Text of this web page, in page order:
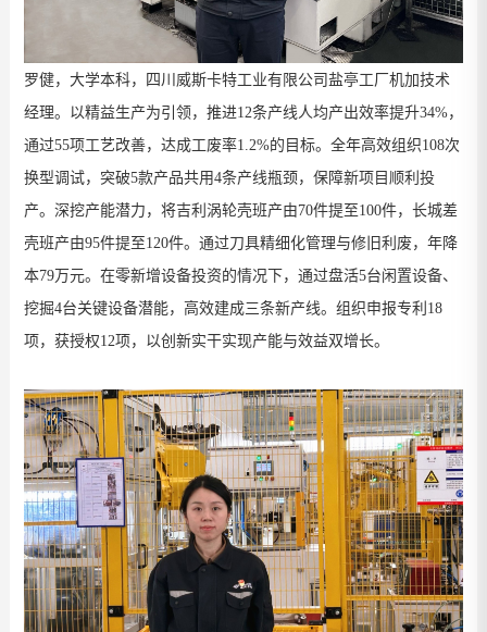
罗健，大学本科，四川威斯卡特工业有限公司盐亭工厂机加技术
经理。 以精益生产为引领，推进12条产线人均产出效率提升34%，
通过55项工艺改善，达成工废率1.2%的目标。 全年高效组织108次
换型调试，突破5款产品共用4条产线瓶颈，保障新项目顺利投
产。深挖产能潜力，将吉利涡轮壳班产由70件提至100件，长城差
壳班产由95件提至120件。通过刀具精细化管理与修旧利废，年降
本79万元。在零新增设备投资的情况下，通过盘活5台闲置设备、
挖掘4台关键设备潜能，高效建成三条新产线。组织申报专利 18
项，获授权12项，以创新实干实现产能与效益双增长。